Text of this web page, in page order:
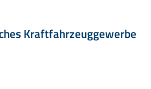
Kraftfahrzeuggewerbe